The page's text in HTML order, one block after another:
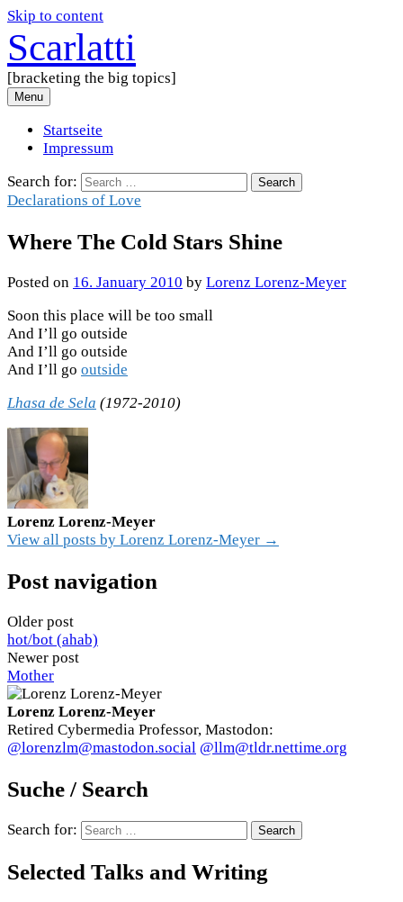
Skip to content
Scarlatti
[bracketing the big topics]
Menu
Startseite
Impressum
Search for:
Declarations of Love
Where The Cold Stars Shine
Posted on 16. January 2010 by Lorenz Lorenz-Meyer
Soon this place will be too small
And I’ll go outside
And I’ll go outside
And I’ll go outside
Lhasa de Sela (1972-2010)
Lorenz Lorenz-Meyer
View all posts by Lorenz Lorenz-Meyer →
Post navigation
Older post
hot/bot (ahab)
Newer post
Mother
Lorenz Lorenz-Meyer
Retired Cybermedia Professor, Mastodon:
@lorenzlm@mastodon.social @llm@tldr.nettime.org
Suche / Search
Search for:
Selected Talks and Writing